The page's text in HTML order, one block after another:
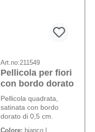
Art.no:211549
Pellicola per fiori
con bordo dorato
Pellicola quadrata,
satinata con bordo
dorato di 0,5 cm.
Colore: bianco |